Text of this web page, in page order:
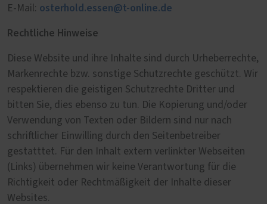
E-Mail: osterhold.essen@t-online.de
Rechtliche Hinweise
Diese Website und ihre Inhalte sind durch Urheberrechte,
Markenrechte bzw. sonstige Schutzrechte geschützt. Wir
respektieren die geistigen Schutzrechte Dritter und
bitten Sie, dies ebenso zu tun. Die Kopierung und/oder
Verwendung von Texten oder Bildern sind nur nach
schriftlicher Einwilling durch den Seitenbetreiber
gestatttet. Für den Inhalt extern verlinkter Webseiten
(Links) übernehmen wir keine Verantwortung für die
Richtigkeit oder Rechtmäßigkeit der Inhalte dieser
Websites.